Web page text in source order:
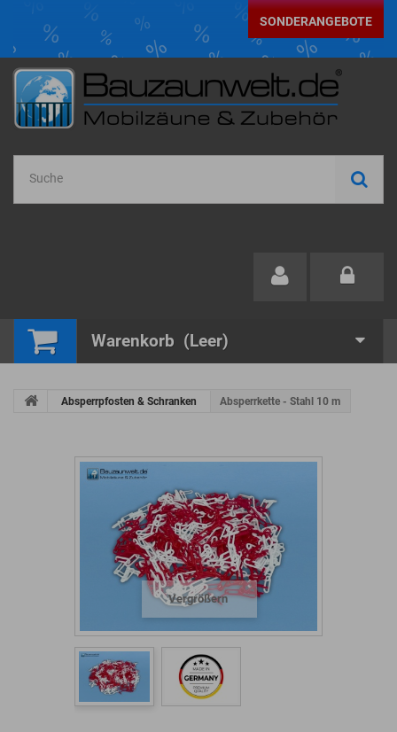
SONDERANGEBOTE
Warenkorb (Leer)
Absperrpfosten & Schranken Absperrkette - Stahl 10 m
Vergrößern